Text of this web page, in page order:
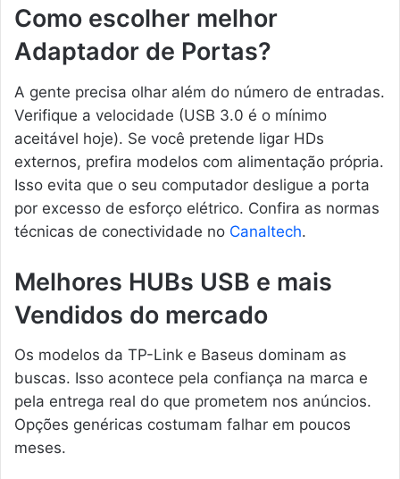
Como escolher melhor
Adaptador de Portas?
A gente precisa olhar além do número de entradas.
Verifique a velocidade (USB 3.0 é o mínimo
aceitável hoje). Se você pretende ligar HDs
externos, prefira modelos com alimentação própria.
Isso evita que o seu computador desligue a porta
por excesso de esforço elétrico. Confira as normas
técnicas de conectividade no Canaltech.
Melhores HUBs USB e mais
Vendidos do mercado
Os modelos da TP-Link e Baseus dominam as
buscas. Isso acontece pela confiança na marca e
pela entrega real do que prometem nos anúncios.
Opções genéricas costumam falhar em poucos
meses.